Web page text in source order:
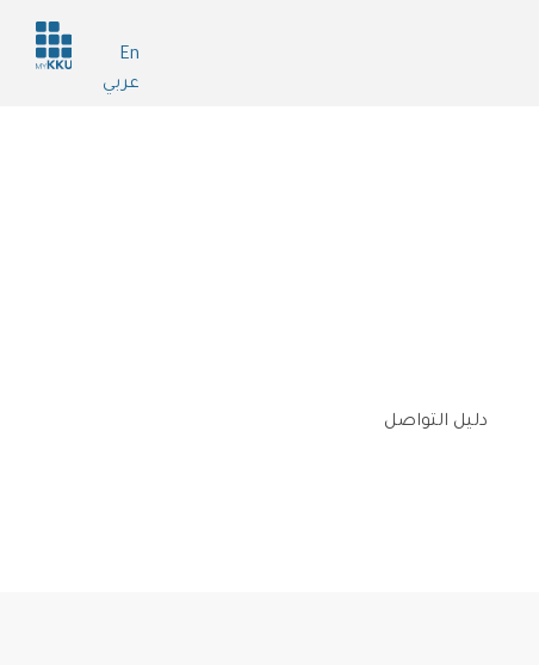
En
عربي
Header
services
دليل التواصل